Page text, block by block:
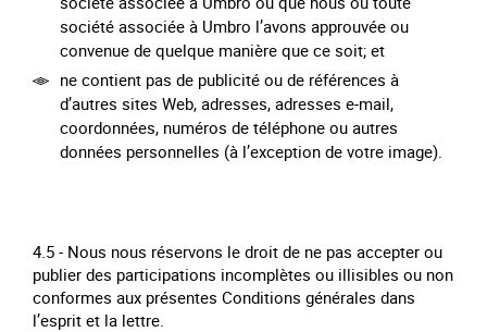
société associée à Umbro l’avons approuvée ou
convenue de quelque manière que ce soit; et
ne contient pas de publicité ou de références à
d’autres sites Web, adresses, adresses e-mail,
coordonnées, numéros de téléphone ou autres
données personnelles (à l’exception de votre image).
4.5 - Nous nous réservons le droit de ne pas accepter ou
publier des participations incomplètes ou illisibles ou non
conformes aux présentes Conditions générales dans
l’esprit et la lettre.